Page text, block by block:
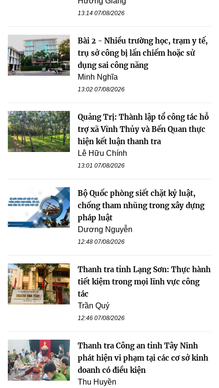
13:14 07/08/2026
Bài 2 - Nhiều trường học, trạm y tế,
trụ sở công bị lấn chiếm hoặc sử
dụng sai công năng
Minh Nghĩa
13:02 07/08/2026
Quảng Trị: Thành lập tổ công tác hỗ
trợ xã Vĩnh Thủy và Bến Quan thực
hiện kết luận thanh tra
Lê Hữu Chính
13:01 07/08/2026
Bộ Quốc phòng siết chặt kỷ luật,
chống tham nhũng trong xây dựng
pháp luật
Dương Nguyễn
12:48 07/08/2026
Thanh tra tỉnh Lạng Sơn: Thực hành
tiết kiệm trong mọi lĩnh vực công
tác
Trần Quý
12:46 07/08/2026
Thanh tra Công an tỉnh Tây Ninh
phát hiện vi phạm tại các cơ sở kinh
doanh có điều kiện
Thu Huyền